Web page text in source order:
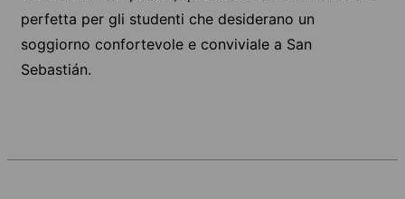
perfetta per gli studenti che desiderano un
soggiorno confortevole e conviviale a San
Sebastián.